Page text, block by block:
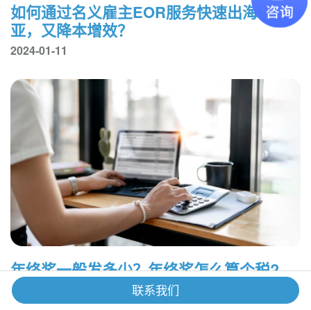
如何通过名义雇主EOR服务快速出海东南
亚，又降本增效？
2024-01-11
年终奖一般发多少？年终奖怎么算个税?
2023-12-27 联系我们